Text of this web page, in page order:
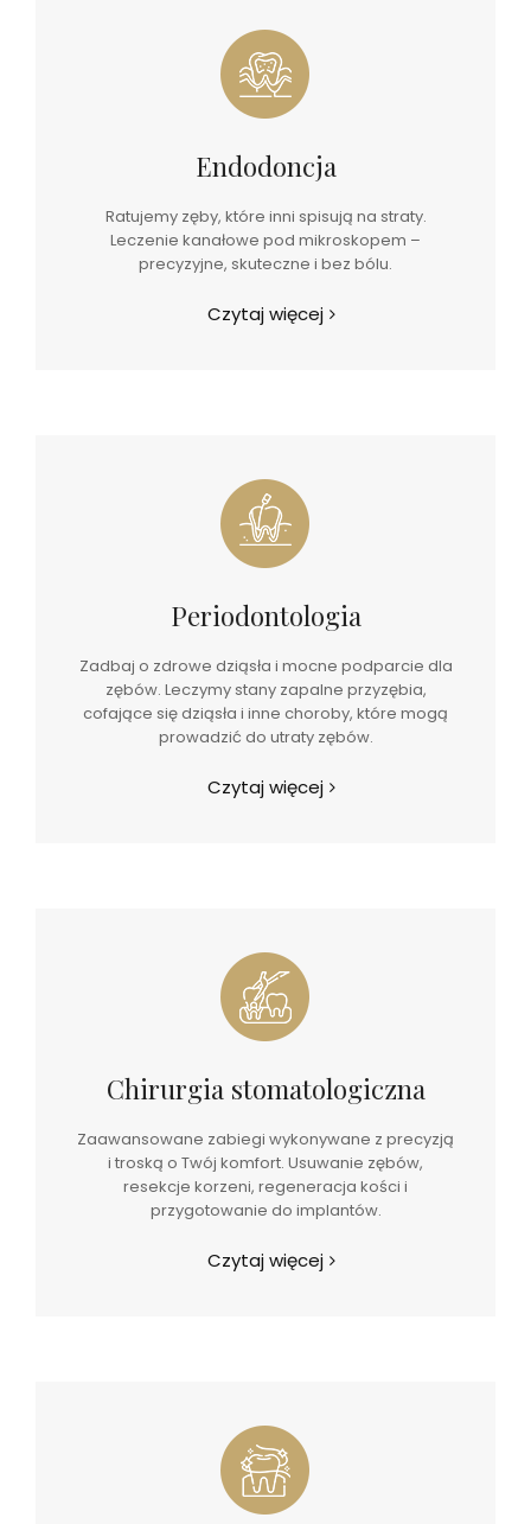
Endodoncja
Ratujemy zęby, które inni spisują na straty.
Leczenie kanałowe pod mikroskopem –
precyzyjne, skuteczne i bez bólu.
Czytaj więcej
Periodontologia
Zadbaj o zdrowe dziąsła i mocne podparcie dla
zębów. Leczymy stany zapalne przyzębia,
cofające się dziąsła i inne choroby, które mogą
prowadzić do utraty zębów.
Czytaj więcej
Chirurgia stomatologiczna
Zaawansowane zabiegi wykonywane z precyzją
i troską o Twój komfort. Usuwanie zębów,
resekcje korzeni, regeneracja kości i
przygotowanie do implantów.
Czytaj więcej